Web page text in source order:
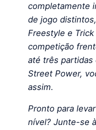
completamente
de jogo
Freestyle e
competição
até três
Street Power,
assim.
Pronto para
nível? Junte-se